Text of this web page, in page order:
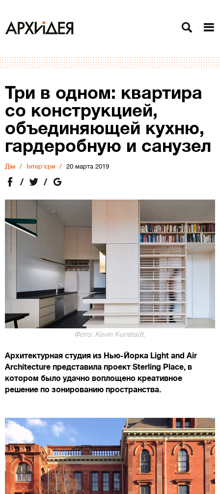
Три в одном: квартира
со конструкцией,
объединяющей кухню,
гардеробную и санузел
Дiм Інтер'єри 20 марта 2019
Фото: Kevin Kunstadt.
Архитектурная студия из Нью-Йорка Light and Air
Architecture представила проект Sterling Place, в
котором было удачно воплощено креативное
решение по зонированию пространства.